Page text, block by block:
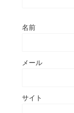
名前
メール
サイト